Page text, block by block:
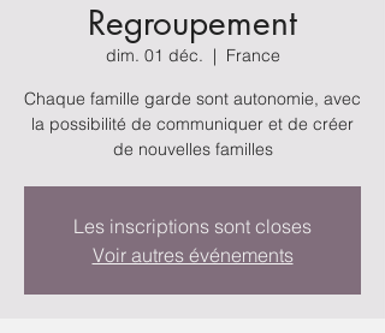
Regroupement
dim. 01 déc.
  |
France
Chaque famille garde sont autonomie, avec
la possibilité de communiquer et de créer
de nouvelles familles
Les inscriptions sont closes
Voir autres événements